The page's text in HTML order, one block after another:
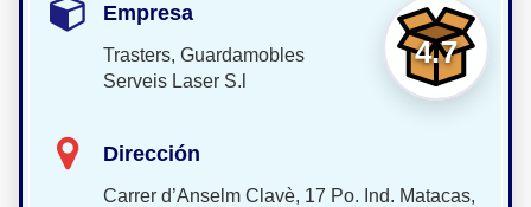
4.7
Empresa
Trasters, Guardamobles
Serveis Laser S.l
Dirección
Carrer d’Anselm Clavè, 17 Po. Ind. Matacas,